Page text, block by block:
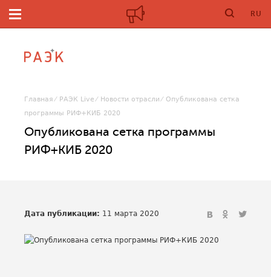
RU
Главная РАЭК Live Новости отрасли
Опубликована сетка
программы РИФ+КИБ 2020
Опубликована сетка программы
РИФ+КИБ 2020
Дата публикации: 11 марта 2020